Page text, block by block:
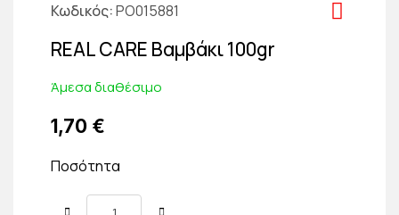
Κωδικός PO015881
REAL CARE Βαμβάκι 100gr
Άμεσα διαθέσιμο
1,70 €
Ποσότητα